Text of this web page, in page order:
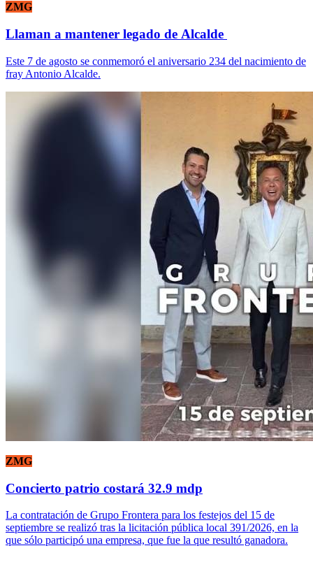
ZMG
Llaman a mantener legado de Alcalde
Este 7 de agosto se conmemoró el aniversario 234 del nacimiento de
fray Antonio Alcalde.
ZMG
Concierto patrio costará 32.9 mdp
La contratación de Grupo Frontera para los festejos del 15 de
septiembre se realizó tras la licitación pública local 391/2026, en la
que sólo participó una empresa, que fue la que resultó ganadora.